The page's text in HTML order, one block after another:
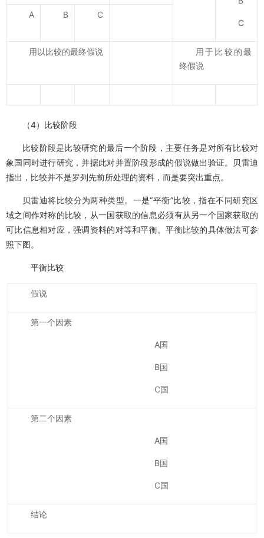
C
A B C
用以比较的最终假说
用于比较的最
终假说
（4）比较阶段
比较阶段是比较研究的最后一个阶段，主要任务是对所有比较对
象国同时进行研究，并据此对并置阶段形成的假说做出验证。贝雷迪
指出，比较并不是罗列先前所处理的资料，而是要突出重点。
贝雷迪将比较分为两种类型。一是“平衡”比较，指在不同研究区
域之间作对称的比较，从一国获取的信息必须有从另一个国家获取的
可比信息相对应，强调资料的对等和平衡。平衡比较的具体做法可参
照下图。
平衡比较
假说
第一个因素
A国
B国
C国
第二个因素
A国
B国
C国
结论